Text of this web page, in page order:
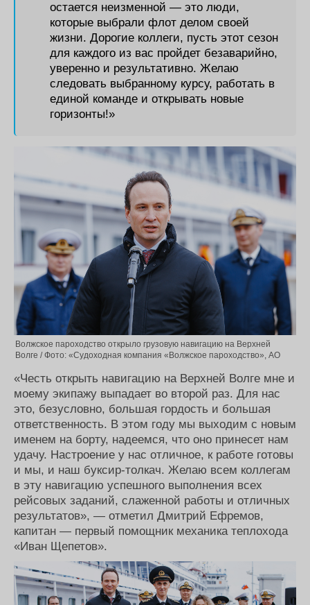
остается неизменной — это люди,
которые выбрали флот делом своей
жизни. Дорогие коллеги, пусть этот сезон
для каждого из вас пройдет безаварийно,
уверенно и результативно. Желаю
следовать выбранному курсу, работать в
единой команде и открывать новые
горизонты!»
Волжское пароходство открыло грузовую навигацию на Верхней
Волге / Фото: «Судоходная компания «Волжское пароходство», АО
«Честь открыть навигацию на Верхней Волге мне и
моему экипажу выпадает во второй раз. Для нас
это, безусловно, большая гордость и большая
ответственность. В этом году мы выходим с новым
именем на борту, надеемся, что оно принесет нам
удачу. Настроение у нас отличное, к работе готовы
и мы, и наш буксир-толкач. Желаю всем коллегам
в эту навигацию успешного выполнения всех
рейсовых заданий, слаженной работы и отличных
результатов», — отметил Дмитрий Ефремов,
капитан — первый помощник механика теплохода
«Иван Щепетов».